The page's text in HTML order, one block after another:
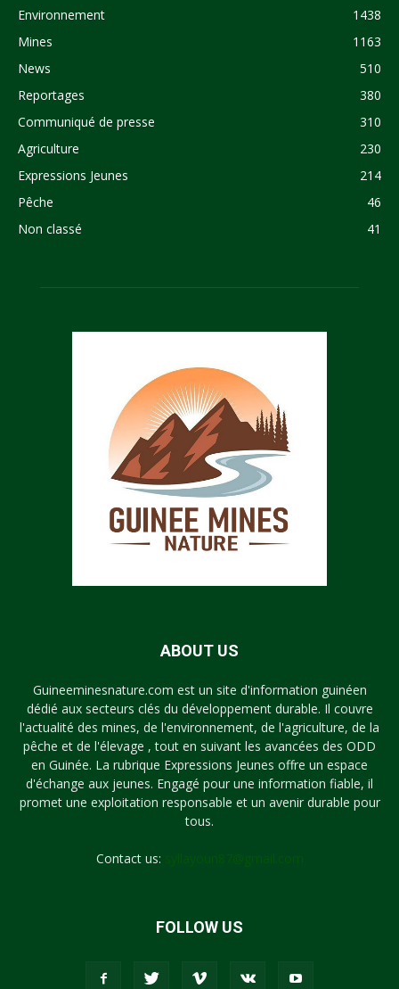
Environnement
1438
Mines
1163
News
510
Reportages
380
Communiqué de presse
310
Agriculture
230
Expressions Jeunes
214
Pêche
46
Non classé
41
ABOUT US
Guineeminesnature.com est un site d'information guinéen
dédié aux secteurs clés du développement durable. Il couvre
l'actualité des mines, de l'environnement, de l'agriculture, de la
pêche et de l'élevage , tout en suivant les avancées des ODD
en Guinée. La rubrique Expressions Jeunes offre un espace
d'échange aux jeunes. Engagé pour une information fiable, il
promet une exploitation responsable et un avenir durable pour
tous.
Contact us:
FOLLOW US